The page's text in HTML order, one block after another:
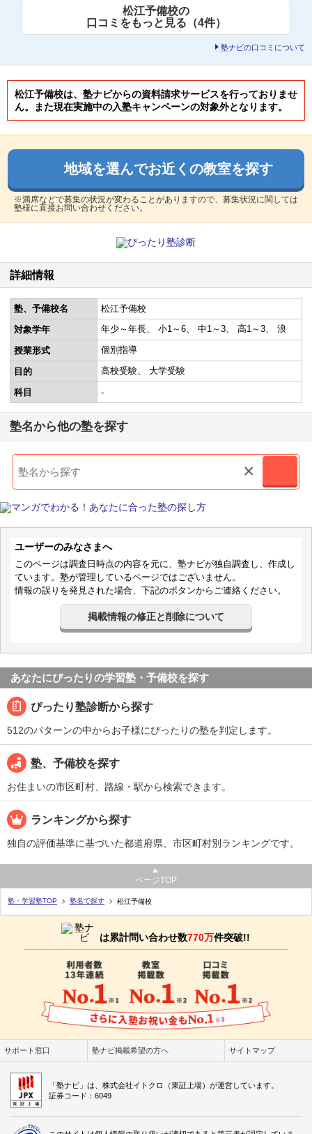
松江予備校の
口コミをもっと見る（4件）
塾ナビの口コミについて
松江予備校は、塾ナビからの資料請求サービスを行っておりませ
ん。また現在実施中の入塾キャンペーンの対象外となります。
地域を選んでお近くの教室を探す
※満席などで募集の状況が変わることがありますので、募集状況に関しては
塾様に直接お問い合わせください。
詳細情報
塾、予備校名
松江予備校
対象学年
年少～年長 小1～6 中1～3 高1～3 浪
授業形式 個別指導
目的 高校受験 大学受験
科目 -
塾名から他の塾を探す
×
ユーザーのみなさまへ
このページは調査日時点の内容を元に、塾ナビが独自調査し、作成し
ています。塾が管理しているページではございません。
情報の誤りを発見された場合、下記のボタンからご連絡ください。
掲載情報の修正と削除について
あなたにぴったりの学習塾・予備校を探す
ぴったり塾診断から探す
512のパターンの中からお子様にぴったりの塾を判定します。
塾、予備校を探す
お住まいの市区町村、路線・駅から検索できます。
ランキングから探す
独自の評価基準に基づいた都道府県、市区町村別ランキングです。
ページTOP
塾・学習塾TOP 塾名で探す 松江予備校
は累計問い合わせ数770万件突破!!
サポート窓口 塾ナビ掲載希望の方へ サイトマップ
「塾ナビ」は、株式会社イトクロ（東証上場）が運営しています。
証券コード：6049